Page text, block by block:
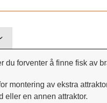
du forventer å finne fisk av
montering av ekstra
eller en annen attraktor.